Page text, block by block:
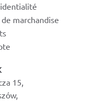
marchandise
15,